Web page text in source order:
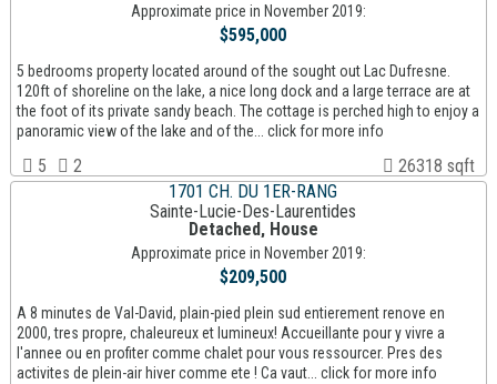
Approximate price in November 2019:
$595,000
5 bedrooms property located around of the sought out Lac Dufresne.
120ft of shoreline on the lake, a nice long dock and a large terrace are at
the foot of its private sandy beach. The cottage is perched high to enjoy a
panoramic view of the lake and of the... click for more info
5 2
26318 sqft
1701 CH. DU 1ER-RANG
Sainte-Lucie-Des-Laurentides
Detached, House
Approximate price in November 2019:
$209,500
A 8 minutes de Val-David, plain-pied plein sud entierement renove en
2000, tres propre, chaleureux et lumineux! Accueillante pour y vivre a
l'annee ou en profiter comme chalet pour vous ressourcer. Pres des
activites de plein-air hiver comme ete ! Ca vaut... click for more info